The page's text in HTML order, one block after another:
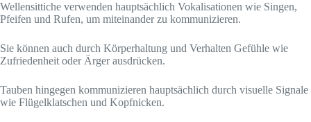
Wellensittiche verwenden hauptsächlich Vokalisationen wie Singen,
Pfeifen und Rufen, um miteinander zu kommunizieren.
Sie können auch durch Körperhaltung und Verhalten Gefühle wie
Zufriedenheit oder Ärger ausdrücken.
Tauben hingegen kommunizieren hauptsächlich durch visuelle Signale
wie Flügelklatschen und Kopfnicken.